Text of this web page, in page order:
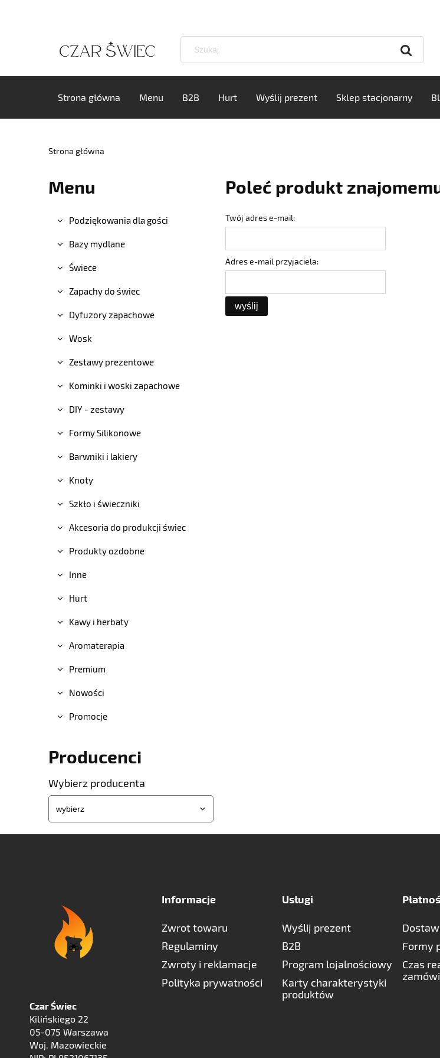
Strona główna Menu B2B Hurt Wyślij prezent Sklep stacjonarny
Strona główna
Menu
Podziękowania dla gości
Bazy mydlane
Świece
Zapachy do świec
Dyfuzory zapachowe
Wosk
Zestawy prezentowe
Kominki i woski zapachowe
DIY - zestawy
Formy Silikonowe
Barwniki i lakiery
Knoty
Szkło i świeczniki
Akcesoria do produkcji świec
Produkty ozdobne
Inne
Hurt
Kawy i herbaty
Aromaterapia
Premium
Nowości
Promocje
Producenci
Wybierz producenta
Poleć produkt
Twój adres e-mail:
Adres e-mail przyjaciela:
wyślij
Informacje
Zwrot towaru
Regulaminy
Zwroty i reklamacje
Polityka prywatności
Usługi
Wyślij prezent
B2B
Program lojalnościowy
Karty charakterystyki
produktów
Formy
Czas
Czar Świec
Kilińskiego 22
05-075 Warszawa
Woj. Mazowieckie